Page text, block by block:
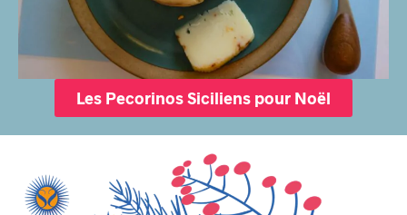
Les Pecorinos Siciliens pour Noël